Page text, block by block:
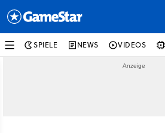
SPIELE NEWS VIDEOS